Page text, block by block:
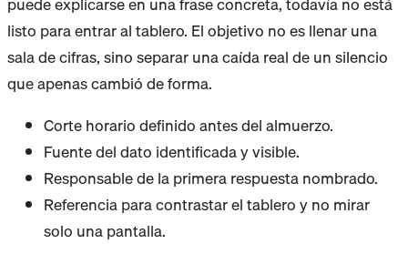
listo para entrar al tablero. El objetivo no es llenar una
sala de cifras, sino separar una caída real de un silencio
que apenas cambió de forma.
Corte horario definido antes del almuerzo.
Fuente del dato identificada y visible.
Responsable de la primera respuesta nombrado.
Referencia para contrastar el tablero y no mirar
solo una pantalla.